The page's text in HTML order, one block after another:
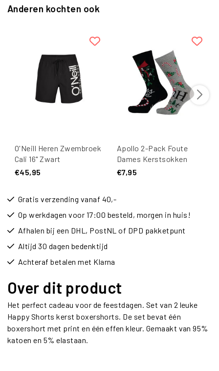
Anderen kochten ook
O'Neill Heren Zwembroek
Cali 16" Zwart
€45,95
Apollo 2-Pack Foute
Dames Kerstsokken
Zwart / Grijs
€7,95
Gratis verzending vanaf 40,-
Op werkdagen voor 17:00 besteld, morgen in huis!
Afhalen bij een DHL, PostNL of DPD pakketpunt
Altijd 30 dagen bedenktijd
Achteraf betalen met Klarna
Over dit product
Het perfect cadeau voor de feestdagen. Set van 2 leuke
Happy Shorts kerst boxershorts. De set bevat één
boxershort met print en één effen kleur. Gemaakt van 95%
katoen en 5% elastaan.